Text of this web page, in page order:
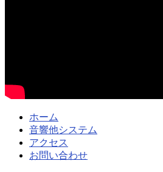
ホーム
音響他システム
アクセス
お問い合わせ